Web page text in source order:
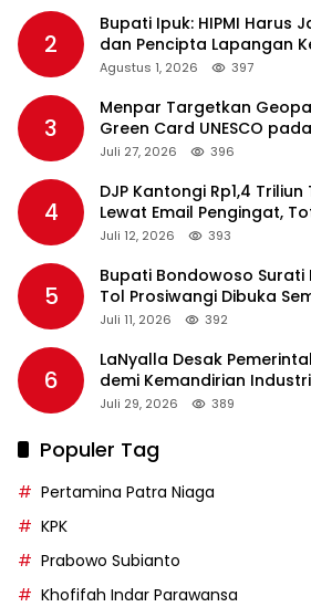
2
Bupati Ipuk: HIPMI Harus
dan Pencipta Lapangan
Agustus 1, 2026 397
3
Menpar Targetkan
Green Card UNESCO
2026
Juli 27, 2026 396
4
DJP Kantongi Rp1,4
Lewat Email Pengingat,
Rp36 Triliun
Juli 12, 2026 393
5
Bupati Bondowoso Surati
Tol Prosiwangi Dibuka
Juli 11, 2026 392
6
LaNyalla Desak
demi Kemandirian
Juli 29, 2026 389
Populer Tag
Pertamina Patra Niaga
KPK
Prabowo Subianto
Khofifah Indar Parawansa